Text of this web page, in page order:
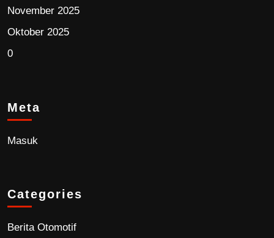
November 2025
Oktober 2025
0
Meta
Masuk
Categories
Berita Otomotif